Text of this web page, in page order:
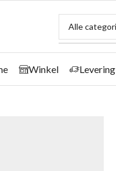
Winkel Levering